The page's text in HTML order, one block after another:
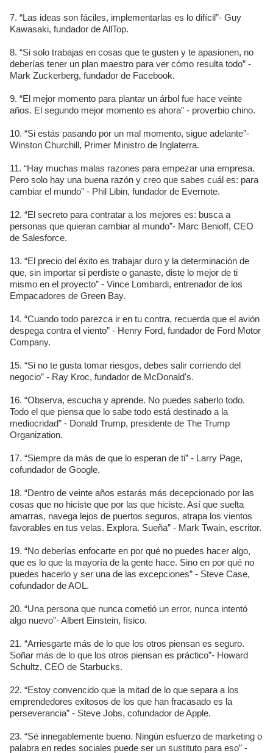
7. “Las ideas son fáciles, implementarlas es lo difícil”- Guy
Kawasaki, fundador de AllTop.
8. “Si solo trabajas en cosas que te gusten y te apasionen, no
deberías tener un plan maestro para ver cómo resulta todo” -
Mark Zuckerberg, fundador de Facebook.
9. “El mejor momento para plantar un árbol fue hace veinte
años. El segundo mejor momento es ahora” - proverbio chino.
10. “Si estás pasando por un mal momento, sigue adelante”-
Winston Churchill, Primer Ministro de Inglaterra.
11. “Hay muchas malas razones para empezar una empresa.
Pero solo hay una buena razón y creo que sabes cuál es: para
cambiar el mundo” - Phil Libin, fundador de Evernote.
12. “El secreto para contratar a los mejores es: busca a
personas que quieran cambiar al mundo”- Marc Benioff, CEO
de Salesforce.
13. “El precio del éxito es trabajar duro y la determinación de
que, sin importar si perdiste o ganaste, diste lo mejor de ti
mismo en el proyecto” - Vince Lombardi, entrenador de los
Empacadores de Green Bay.
14. “Cuando todo parezca ir en tu contra, recuerda que el avión
despega contra el viento” - Henry Ford, fundador de Ford Motor
Company.
15. “Si no te gusta tomar riesgos, debes salir corriendo del
negocio” - Ray Kroc, fundador de McDonald's.
16. “Observa, escucha y aprende. No puedes saberlo todo.
Todo el que piensa que lo sabe todo está destinado a la
mediocridad” - Donald Trump, presidente de The Trump
Organization.
17. “Siempre da más de que lo esperan de ti” - Larry Page,
cofundador de Google.
18. “Dentro de veinte años estarás más decepcionado por las
cosas que no hiciste que por las que hiciste. Así que suelta
amarras, navega lejos de puertos seguros, atrapa los vientos
favorables en tus velas. Explora. Sueña” - Mark Twain, escritor.
19. “No deberías enfocarte en por qué no puedes hacer algo,
que es lo que la mayoría de la gente hace. Sino en por qué no
puedes hacerlo y ser una de las excepciones” - Steve Case,
cofundador de AOL.
20. “Una persona que nunca cometió un error, nunca intentó
algo nuevo”- Albert Einstein, físico.
21. “Arriesgarte más de lo que los otros piensan es seguro.
Soñar más de lo que los otros piensan es práctico”- Howard
Schultz, CEO de Starbucks.
22. “Estoy convencido que la mitad de lo que separa a los
emprendedores exitosos de los que han fracasado es la
perseverancia” - Steve Jobs, cofundador de Apple.
23. “Sé innegablemente bueno. Ningún esfuerzo de marketing o
palabra en redes sociales puede ser un sustituto para eso” -